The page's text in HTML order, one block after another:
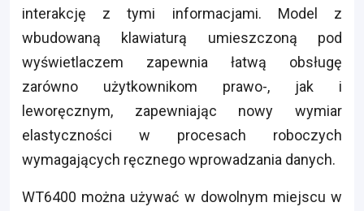
interakcję z tymi informacjami. Model z
wbudowaną klawiaturą umieszczoną pod
wyświetlaczem zapewnia łatwą obsługę
zarówno użytkownikom prawo-, jak i
leworęcznym, zapewniając nowy wymiar
elastyczności w procesach roboczych
wymagających ręcznego wprowadzania danych.
WT6400 można używać w dowolnym miejscu w